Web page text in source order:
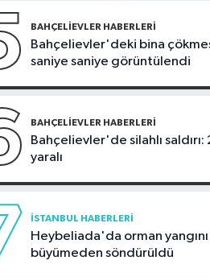
kavga
BAHÇELIEVLER HABERLERI
Bahçelievler'deki bina
saniye saniye görüntülendi
BAHÇELIEVLER HABERLERI
Bahçelievler'de silahlı saldırı:
yaralı
İSTANBUL HABERLERI
Heybeliada'da orman yangını
büyümeden söndürüldü